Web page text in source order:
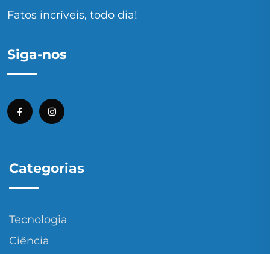
Fatos incríveis, todo dia!
Siga-nos
Categorias
Tecnologia
Ciência